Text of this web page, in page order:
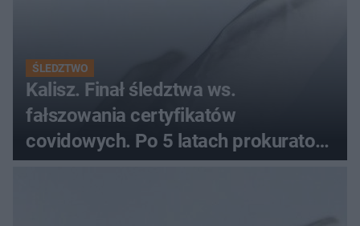
ŚLEDZTWO
Kalisz. Finał śledztwa ws.
fałszowania certyfikatów
covidowych. Po 5 latach prokurator
zamyka sprawę